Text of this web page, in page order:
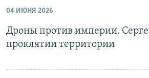
04 ИЮНЯ 2026
Дроны против империи.
проклятии территории